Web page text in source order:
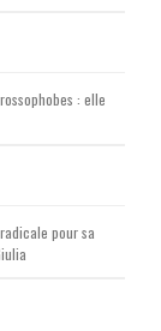
: elle
pour sa